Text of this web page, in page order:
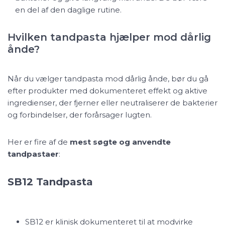
en del af den daglige rutine.
Hvilken tandpasta hjælper mod dårlig
ånde?
Når du vælger tandpasta mod dårlig ånde, bør du gå
efter produkter med dokumenteret effekt og aktive
ingredienser, der fjerner eller neutraliserer de bakterier
og forbindelser, der forårsager lugten.
Her er fire af de mest søgte og anvendte
tandpastaer:
SB12 Tandpasta
SB12 er klinisk dokumenteret til at modvirke